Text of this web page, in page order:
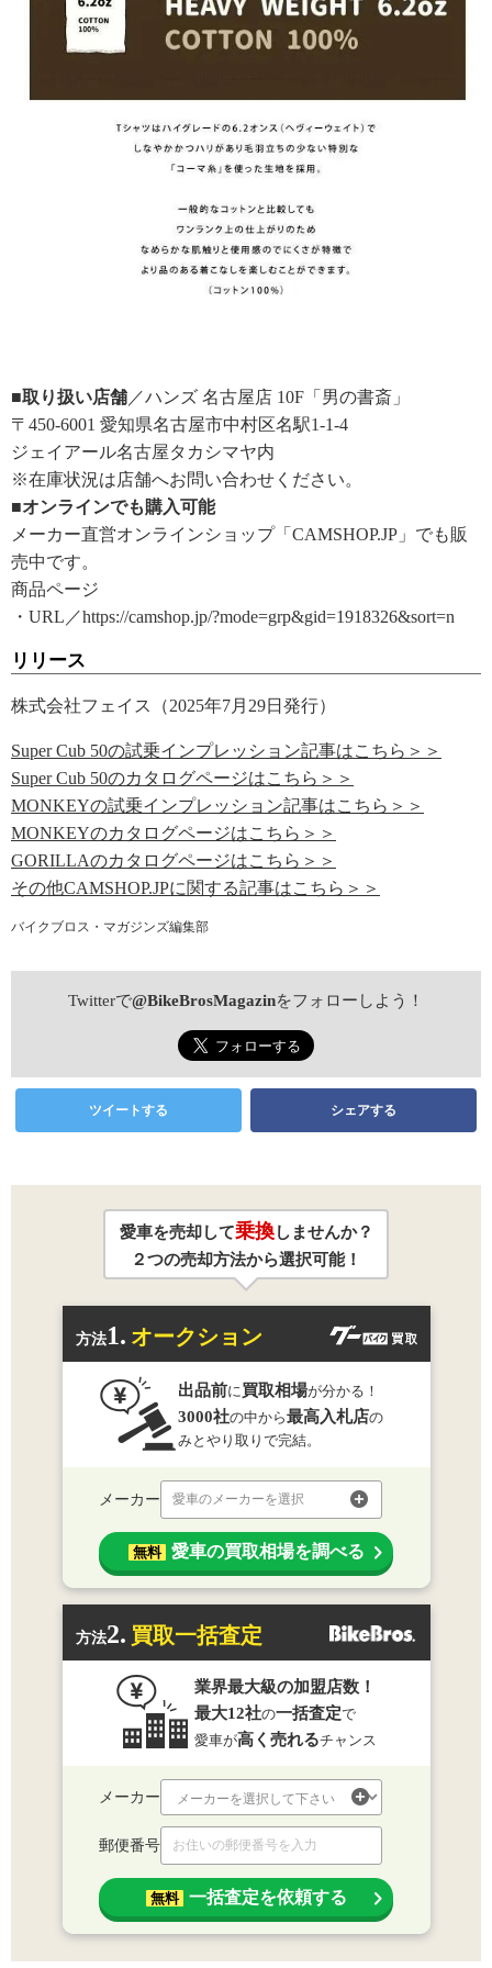
■取り扱い店舗 ／ハンズ 名古屋店 10F「男の書斎」
〒450-6001 愛知県名古屋市中村区名駅1-1-4
ジェイアール名古屋タカシマヤ内
※在庫状況は店舗へお問い合わせください。
■オンラインでも購入可能
メーカー直営オンラインショップ「CAMSHOP.JP」でも販
売中です。
商品ページ
・URL／https://camshop.jp/?mode=grp&gid=1918326&sort=n
リリース
株式会社フェイス（2025年7月29日発行）
Super Cub 50の試乗インプレッション記事はこちら＞＞
Super Cub 50のカタログページはこちら＞＞
MONKEYの試乗インプレッション記事はこちら＞＞
MONKEYのカタログページはこちら＞＞
GORILLAのカタログページはこちら＞＞
その他CAMSHOP.JPに関する記事はこちら＞＞
バイクブロス・マガジンズ編集部
Twitterで@BikeBrosMagazinをフォローしよう！
ツイートする シェアする
愛車を売却して乗換しませんか？
２つの売却方法から選択可能！
方法1. オークション
出品前に買取相場が分かる！
3000社の中から最高入札店の
みとやり取りで完結。
メーカー 愛車のメーカーを選択
無料 愛車の買取相場を調べる
方法2. 買取一括査定
業界最大級の加盟店数！
最大12社の一括査定で
愛車が高く売れるチャンス
メーカー
郵便番号
無料 一括査定を依頼する